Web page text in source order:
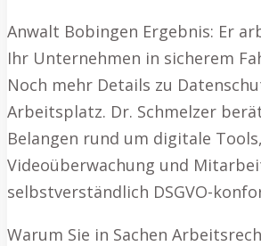
Anwalt Bobingen Ergebnis: Er
Ihr Unternehmen in sicherem
Noch mehr Details zu
Arbeitsplatz. Dr. Schmelzer
Belangen rund um digitale Tools,
Videoüberwachung und
selbstverständlich DSGVO-
Warum Sie in Sachen